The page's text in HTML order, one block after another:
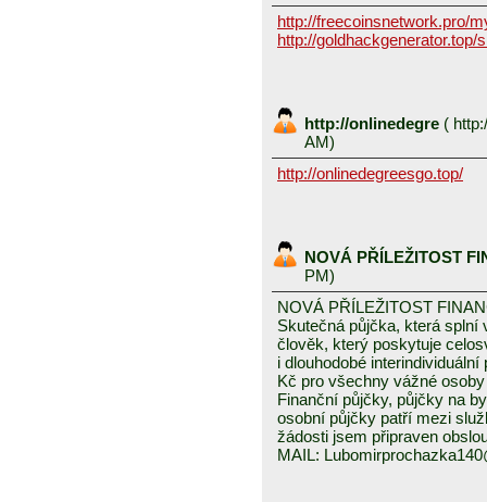
http://freecoinsnetwork.pro/
http://
http://onlinedegre (
AM)
http://onlinedegreesgo.top/
NOVÁ PŘÍLEŽITOST
PM)
NOVÁ PŘÍLEŽITOST
Skutečná půjčka, která
člověk, který poskytuje
i dlouhodobé
Kč pro všechny vážné
Finanční půjčky, půjčky na
osobní půjčky patří mezi
žádosti jsem připraven
MAIL: